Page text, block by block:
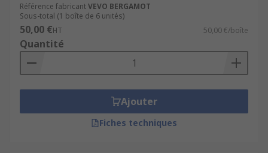
Référence fabricantVEVO BERGAMOT
Sous-total (1 boîte de 6 unités)
50,00 €HT 50,00 €/boîte
Quantité
Ajouter
Fiches techniques